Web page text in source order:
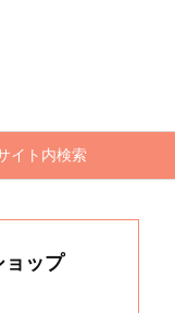
イト内検索
ョップ